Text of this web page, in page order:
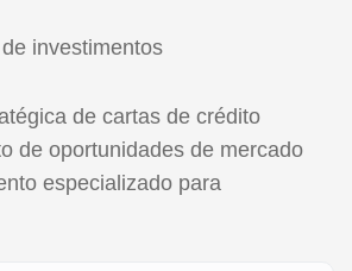
investimentos
de cartas de crédito
de oportunidades de mercado
especializado para